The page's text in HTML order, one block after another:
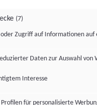
(7)
oder Zugriff auf Informationen auf
Daten zur Auswahl von
Interesse
für personalisierte